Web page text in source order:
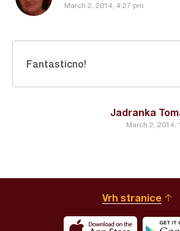
March 2, 2014, 4:27 pm
Jadranka
March 2, 2014,
Fantasticno!
Vrh stranice